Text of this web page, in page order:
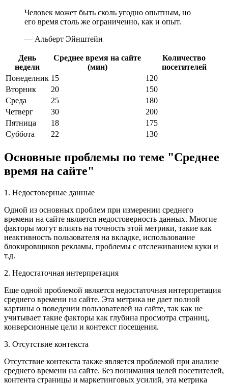
Человек может быть сколь угодно опытным, но
его время столь же ограниченно, как и опыт.
— Альберт Эйнштейн
День
недели
Среднее время на сайте
(мин)
Количество
посетителей
Понеделник 15
120
Вторник
20
150
Среда
25
180
Четверг
30
200
Пятница
18
175
Суббота
22 130
Основные проблемы по теме "Среднее
время на сайте"
1. Недостоверные данные
Одной из основных проблем при измерении среднего
времени на сайте является недостоверность данных. Многие
факторы могут влиять на точность этой метрики, такие как
неактивность пользователя на вкладке, использование
блокировщиков рекламы, проблемы с отслеживанием куки и
т.д.
2. Недостаточная интерпретация
Еще одной проблемой является недостаточная интерпретация
среднего времени на сайте. Эта метрика не дает полной
картины о поведении пользователей на сайте, так как не
учитывает такие факторы как глубина просмотра страниц,
конверсионные цели и контекст посещения.
3. Отсутствие контекста
Отсутствие контекста также является проблемой при анализе
среднего времени на сайте. Без понимания целей посетителей,
контента страницы и маркетинговых усилий, эта метрика